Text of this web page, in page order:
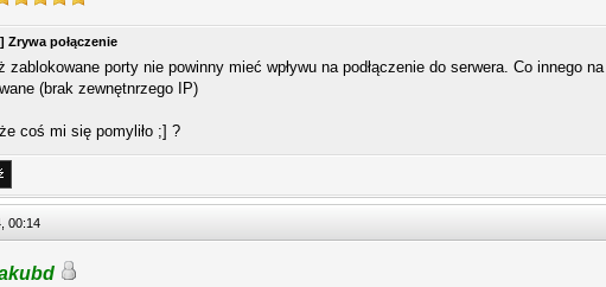
Zrywa połączenie
zablokowane porty nie powinny mieć wpływu na podłączenie do serwera. Co innego
(brak zewnętnrzego IP)
coś mi się pomyliło ;] ?
00:14